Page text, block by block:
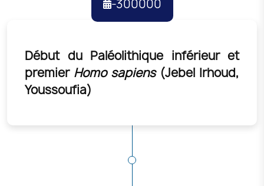
Début du Paléolithique inférieur et
premierHomo sapiens (Jebel Irhoud,
Youssoufia)
-300000